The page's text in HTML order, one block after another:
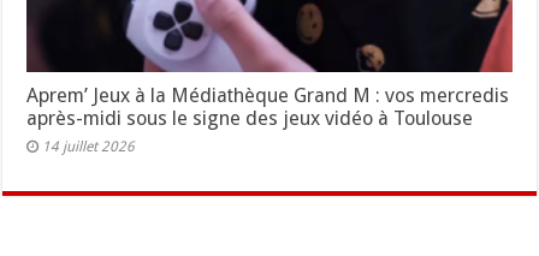
Aprem’ Jeux à la Médiathèque Grand M : vos mercredis
après-midi sous le signe des jeux vidéo à Toulouse
14 juillet 2026